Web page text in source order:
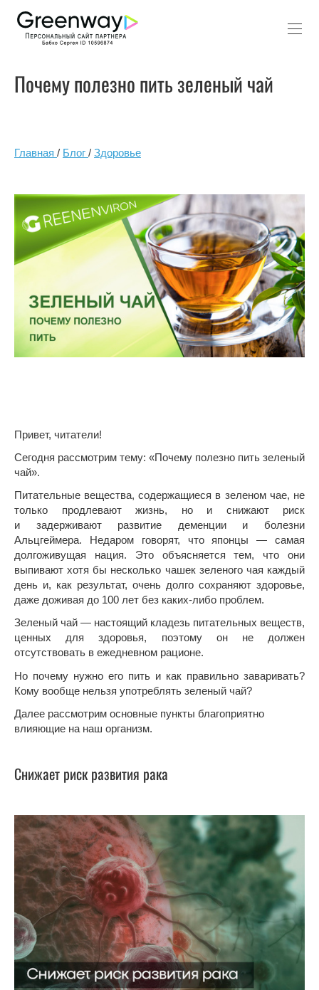
Почему полезно пить зеленый чай
Главная / Блог / Здоровье
Привет, читатели!
Сегодня рассмотрим тему: «Почему полезно пить зеленый
чай».
Питательные вещества, содержащиеся в зеленом чае, не
только продлевают жизнь, но и снижают риск
и задерживают развитие деменции и болезни
Альцгеймера. Недаром говорят, что японцы — самая
долгоживущая нация. Это объясняется тем, что они
выпивают хотя бы несколько чашек зеленого чая каждый
день и, как результат, очень долго сохраняют здоровье,
даже доживая до 100 лет без каких-либо проблем.
Зеленый чай — настоящий кладезь питательных веществ,
ценных для здоровья, поэтому он не должен
отсутствовать в ежедневном рационе.
Но почему нужно его пить и как правильно заваривать?
Кому вообще нельзя употреблять зеленый чай?
Далее рассмотрим основные пункты благоприятно
влияющие на наш организм.
Снижает риск развития рака